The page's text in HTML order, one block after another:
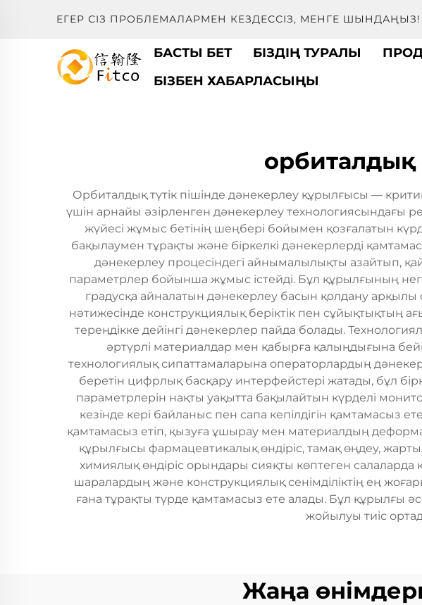
ЕГЕР СІЗ ПРОБЛЕМАЛАРМЕН КЕЗДЕССІЗ, МЕНГЕ ШЫНДАҢЫЗ!
БАСТЫ БЕТ БІЗДІҢ ТУРАЛЫ
БІЗБЕН ХАБАРЛАСЫҢЫ
орбиталдық
Орбиталдық түтік пішінде дәнекерлеу құрылғысы —
үшін арнайы әзірленген дәнекерлеу технологиясындағы
жүйесі жұмыс бетінің шеңбері бойымен қозғалатын
бақылаумен тұрақты және біркелкі дәнекерлерді
дәнекерлеу процесіндегі айнымалылықты азайтып,
параметрлер бойынша жұмыс істейді. Бұл құрылғының
градусқа айналатын дәнекерлеу басын қолдану арқылы
нәтижесінде конструкциялық беріктік пен сұйықтықтың
тереңдікке дейінгі дәнекерлер пайда болады.
әртүрлі материалдар мен қабырға қалыңдығына
технологиялық сипаттамаларына операторлардың
беретін цифрлық басқару интерфейстері жатады, бұл
параметрлерін нақты уақытта бақылайтын күрделі
кезінде кері байланыс пен сапа кепілдігін
қамтамасыз етіп, қызуға ұшырау мен материалдың
құрылғысы фармацевтикалық өндіріс, тамақ өңдеу,
химиялық өндіріс орындары сияқты көптеген
шаралардың және конструкциялық сенімділіктің ең
ғана тұрақты түрде қамтамасыз ете алады. Бұл құрылғы
жойылуы тиіс
Жаңа